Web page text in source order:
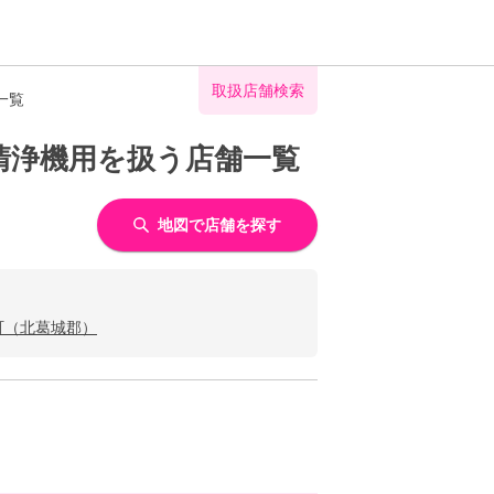
覧 取扱店舗検索
機用を扱う店舗一覧
地図で店舗を探す
北葛城郡）